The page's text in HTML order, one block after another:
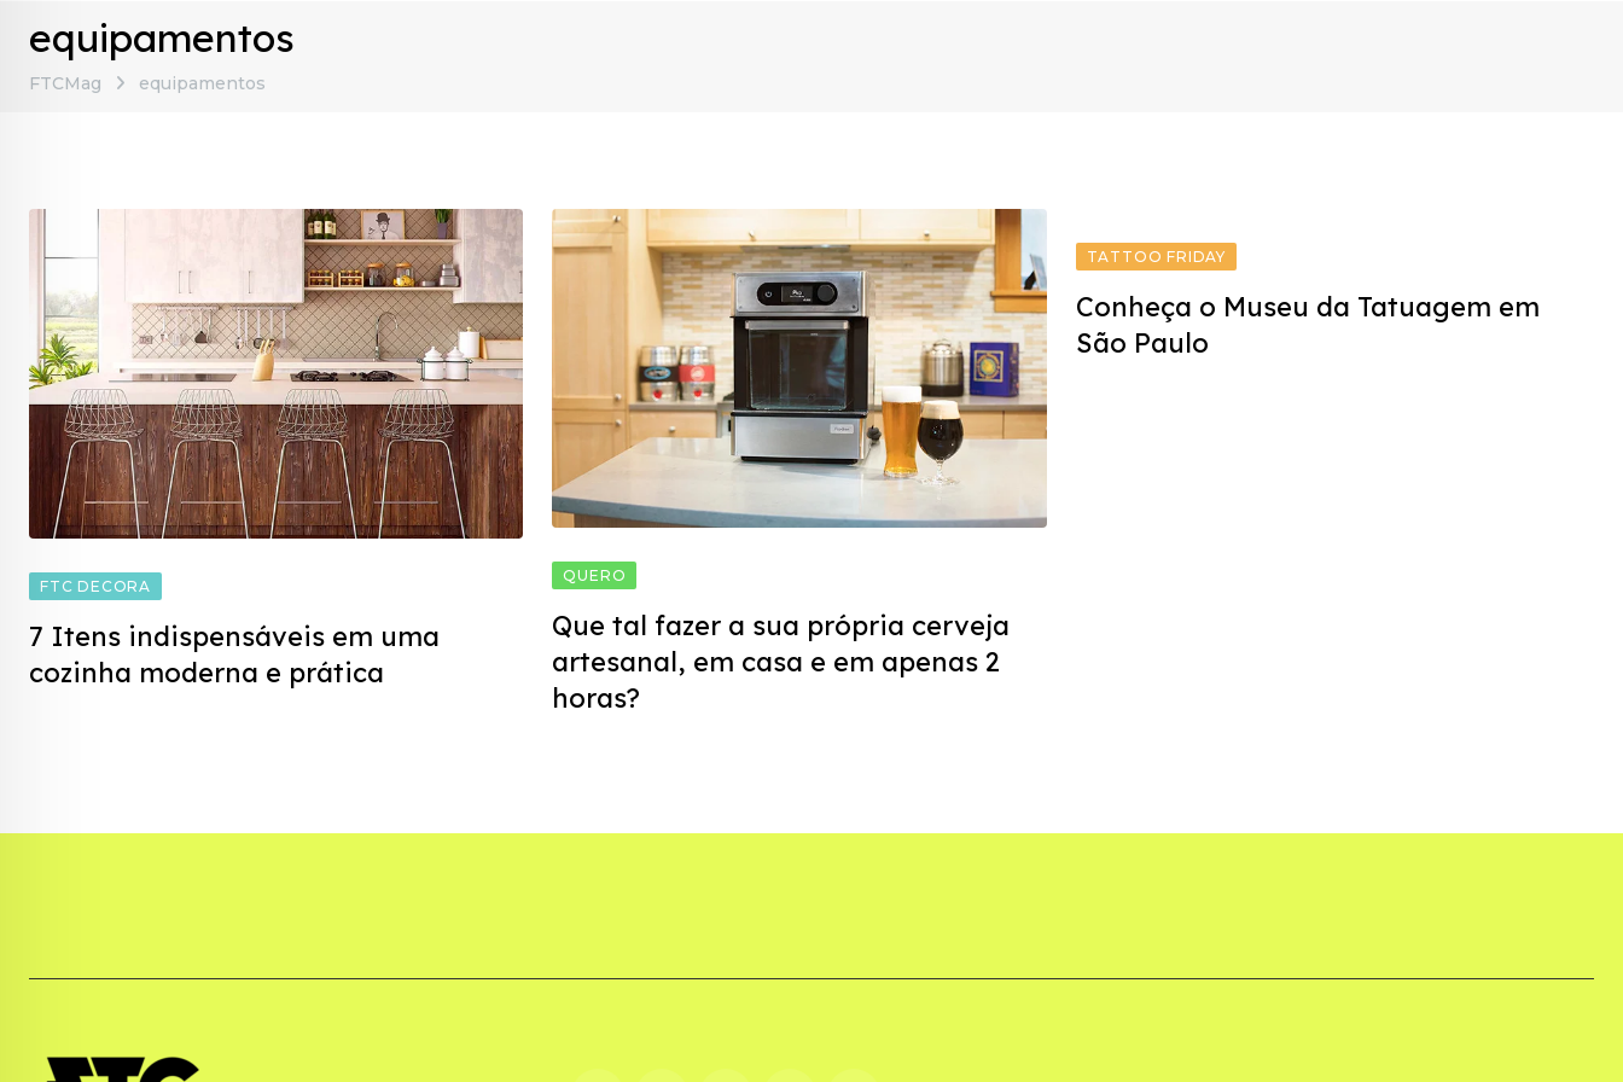
equipamentos
FTCMag equipamentos
FTC DECORA
7 Itens indispensáveis em uma
cozinha moderna e prática
QUERO
Que tal fazer a sua própria cerveja
artesanal, em casa e em apenas 2
horas?
TATTOO FRIDAY
Conheça o Museu da Tatuagem em
São Paulo